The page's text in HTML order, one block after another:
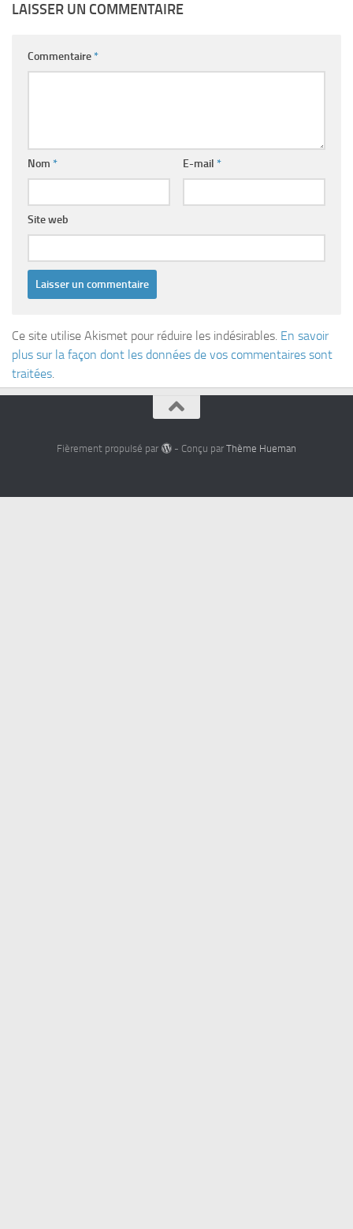
LAISSER UN COMMENTAIRE
Commentaire*
Nom * E-mail *
Site web
Ce site utilise Akismet pour réduire les indésirables. En savoir
plus sur la façon dont les données de vos commentaires sont
traitées.
Fièrement propulsé par - Conçu par Thème Hueman